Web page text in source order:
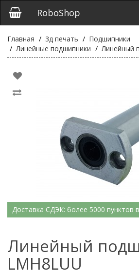
RoboShop
Главная 3д печать
Подшипники
Линейные подшипники
Линейный
Доставка СДЭК: более 5000 пунктов
Линейный
LMH8LUU